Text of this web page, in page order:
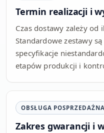
Termin realizacji i
Czas dostawy zależy
Standardowe zestawy
specyfikacje
etapów produkcji i
OBSŁUGA POSPRZEDAŻNA
Zakres gwarancji i